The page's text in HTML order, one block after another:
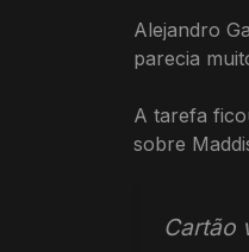
Alejandro
parecia
A tarefa
sobre
Cartão